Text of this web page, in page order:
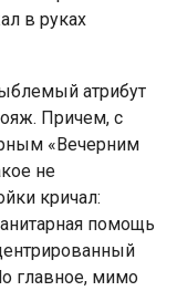
в руках
атрибут
Причем, с
«Вечерним
не
кричал:
помощь
главное, мимо